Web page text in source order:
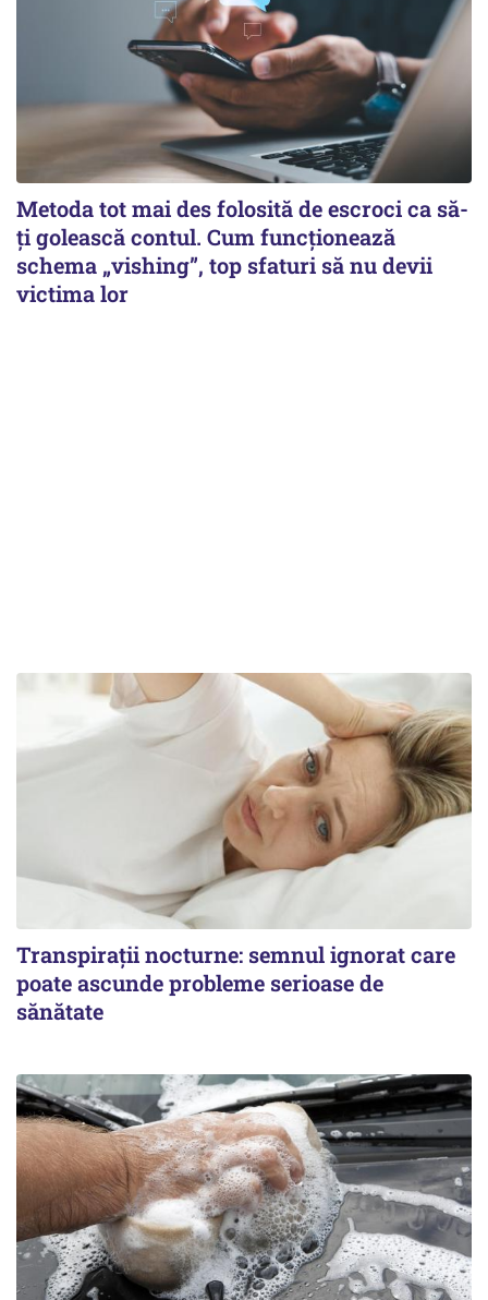
Metoda tot mai des folosită de escroci ca să-
ți golească contul. Cum funcționează
schema „vishing”, top sfaturi să nu devii
victima lor
Transpirații nocturne: semnul ignorat care
poate ascunde probleme serioase de
sănătate